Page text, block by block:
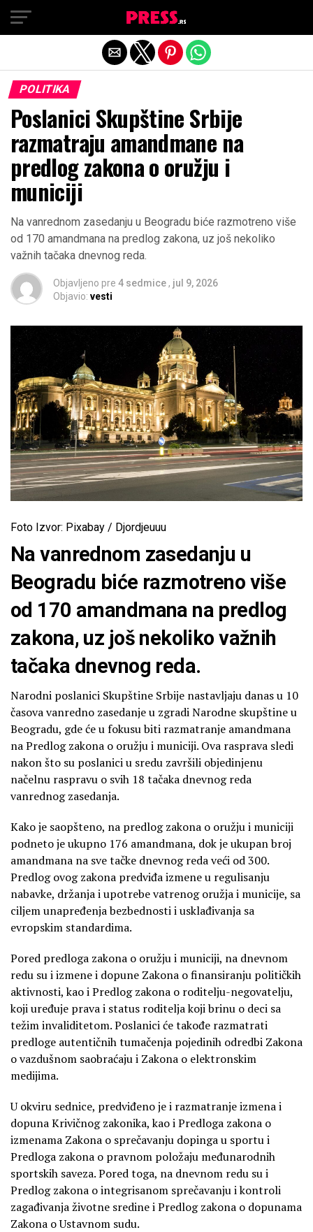
POLITIKA
Poslanici Skupštine Srbije
razmatraju amandmane na
predlog zakona o oružju i
municiji
Na vanrednom zasedanju u Beogradu biće razmotreno više
od 170 amandmana na predlog zakona, uz još nekoliko
važnih tačaka dnevnog reda.
Objavljeno pre 4 sedmice , jul 9, 2026
Objavio: vesti
Foto Izvor: Pixabay / Djordjeuuu
Na vanrednom zasedanju u
Beogradu biće razmotreno više
od 170 amandmana na predlog
zakona, uz još nekoliko važnih
tačaka dnevnog reda.
Narodni poslanici Skupštine Srbije nastavljaju danas u 10
časova vanredno zasedanje u zgradi Narodne skupštine u
Beogradu, gde će u fokusu biti razmatranje amandmana
na Predlog zakona o oružju i municiji. Ova rasprava sledi
nakon što su poslanici u sredu završili objedinjenu
načelnu raspravu o svih 18 tačaka dnevnog reda
vanrednog zasedanja.
Kako je saopšteno, na predlog zakona o oružju i municiji
podneto je ukupno 176 amandmana, dok je ukupan broj
amandmana na sve tačke dnevnog reda veći od 300.
Predlog ovog zakona predviđa izmene u regulisanju
nabavke, držanja i upotrebe vatrenog oružja i municije, sa
ciljem unapređenja bezbednosti i usklađivanja sa
evropskim standardima.
Pored predloga zakona o oružju i municiji, na dnevnom
redu su i izmene i dopune Zakona o finansiranju političkih
aktivnosti, kao i Predlog zakona o roditelju-negovatelju,
koji uređuje prava i status roditelja koji brinu o deci sa
težim invaliditetom. Poslanici će takođe razmatrati
predloge autentičnih tumačenja pojedinih odredbi Zakona
o vazdušnom saobraćaju i Zakona o elektronskim
medijima.
U okviru sednice, predviđeno je i razmatranje izmena i
dopuna Krivičnog zakonika, kao i Predloga zakona o
izmenama Zakona o sprečavanju dopinga u sportu i
Predloga zakona o pravnom položaju međunarodnih
sportskih saveza. Pored toga, na dnevnom redu su i
Predlog zakona o integrisanom sprečavanju i kontroli
zagađivanja životne sredine i Predlog zakona o dopunama
Zakona o Ustavnom sudu.
Exit mobile version